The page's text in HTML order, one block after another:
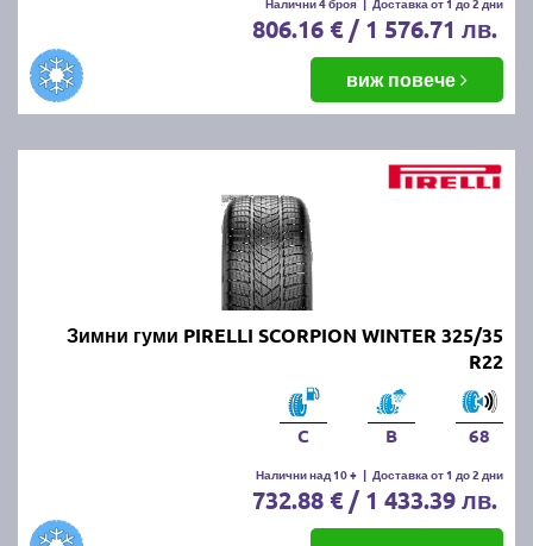
806.16 € / 1 576.71 лв.
виж повече
Зимни гуми PIRELLI SCORPION WINTER 325/35
R22
C B 68
Налични над 10 + | Доставка от 1 до 2 дни
732.88 € / 1 433.39 лв.